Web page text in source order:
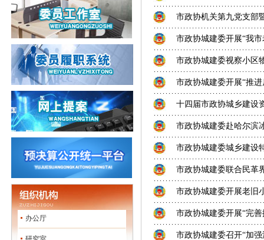
市政协机关第九党支部
市政协城建委开展“我
市政协城建委视察小区
市政协城建委开展“推
十四届市政协城乡建设
市政协城建委赴哈尔滨
市政协城建委城乡建设
市政协城建委联合民革
市政协城建委开展老旧
市政协城建委开展“完
市政协城建委召开“加
办公厅